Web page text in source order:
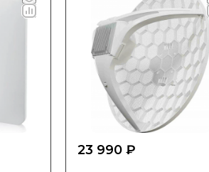
23 990 ₽